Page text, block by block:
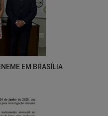
EM BRASÍLIA